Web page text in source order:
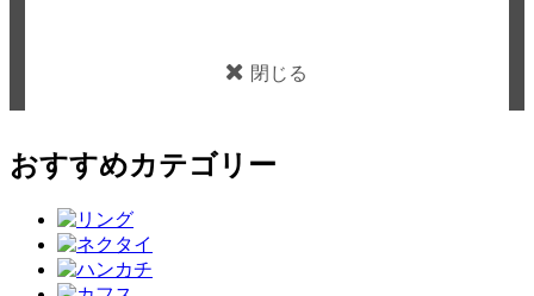
閉じる
おすすめカテゴリー